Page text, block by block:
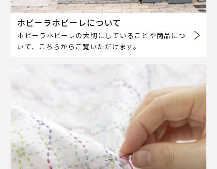
ホビーラホビーレについて
ホビーラホビーレの大切にしていることや商品につ
いて、こちらからご覧いただけます。